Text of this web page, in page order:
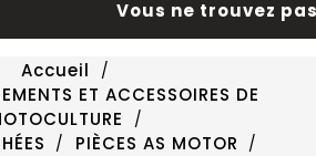
Vous ne trouvez
Accueil
ET ACCESSOIRES DE
PIÈCES AS MOTOR